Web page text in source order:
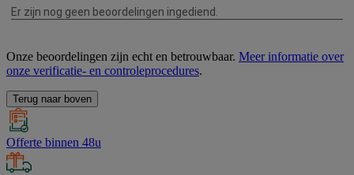
Onze beoordelingen zijn echt en betrouwbaar. Meer informatie over
onze verificatie- en controleprocedures.
Terug naar boven
Offerte binnen 48u